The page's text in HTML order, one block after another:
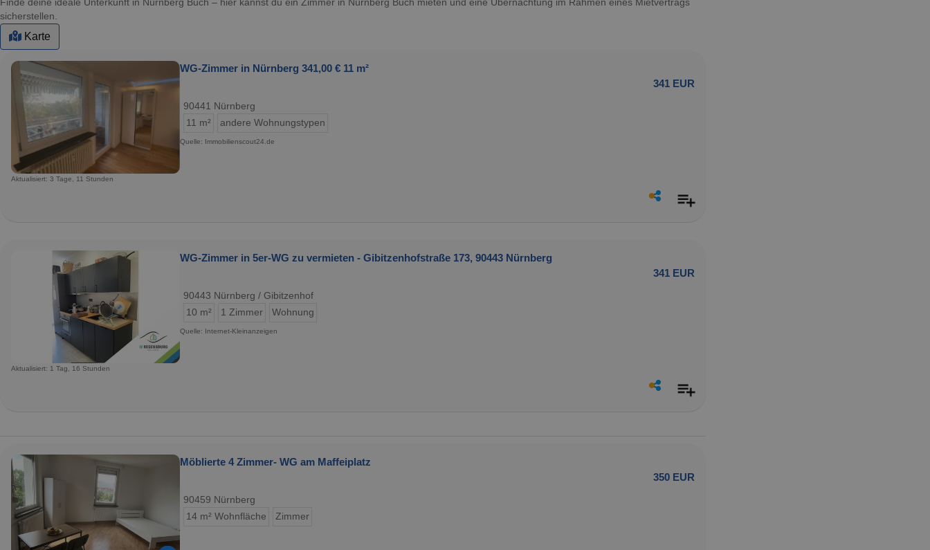
Finde deine ideale Unterkunft in Nürnberg Buch – hier kannst du ein Zimmer in Nürnberg Buch mieten und eine Übernachtung im Rahmen eines Mietvertrags
sicherstellen.
Karte
WG-Zimmer in Nürnberg 341,00 € 11 m²
341 EUR
90441 Nürnberg
11 m²
andere Wohnungstypen
Quelle: Immobilienscout24.de
Aktualisiert: 3 Tage, 11 Stunden
WG-Zimmer in 5er-WG zu vermieten - Gibitzenhofstraße 173, 90443 Nürnberg
341 EUR
90443 Nürnberg / Gibitzenhof
10 m²
1 Zimmer Wohnung
Quelle: Internet-Kleinanzeigen
Aktualisiert: 1 Tag, 16 Stunden
Möblierte 4 Zimmer- WG am Maffeiplatz
350 EUR
90459 Nürnberg
14 m² Wohnfläche
Zimmer